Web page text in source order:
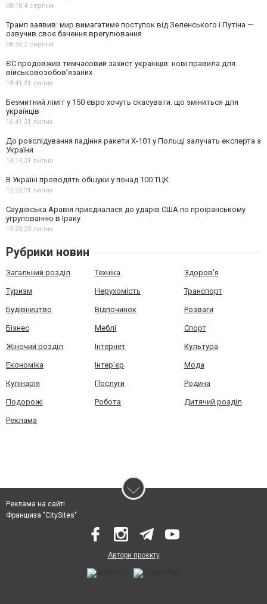
08:10,4 серпня
Трамп заявив: мир вимагатиме поступок від Зеленського і Путіна —
озвучив своє бачення врегулювання
08:55,2 серпня
ЄС продовжив тимчасовий захист українців: нові правила для
військовозобов’язаних
18:41,31 липня
Безмитний ліміт у 150 євро хочуть скасувати: що зміниться для
українців
16:41,31 липня
До розслідування падіння ракети Х-101 у Польщі залучать експерта з
України
14:14,31 липня
В Україні проводять обшуки у понад 100 ТЦК
12:22,31 липня
Саудівська Аравія приєдналася до ударів США по проіранському
угрупованню в Іраку
15:23,29 липня
Рубрики новин
Загальний розділ Техніка Здоров'я
Туризм Нерухомість Транспорт
Будівництво Відпочинок Розваги
Бізнес Меблі Спорт
Жіночий розділ Інтернет Культура
Економіка Інтер'єр Мода
Кулінарія Послуги Родина
Подорожі Робота Дитячий розділ
Реклама
Реклама на сайті
Франшиза "CitySites"
Автори проєкту